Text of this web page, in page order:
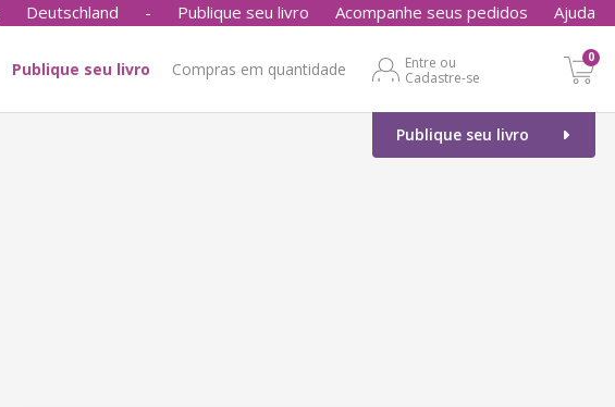
Deutschland - Publique seu livro Acompanhe seus pedidos Ajuda
Publique seu livro Compras em quantidade
Entre ou
Cadastre-se
0
Publique seu livro